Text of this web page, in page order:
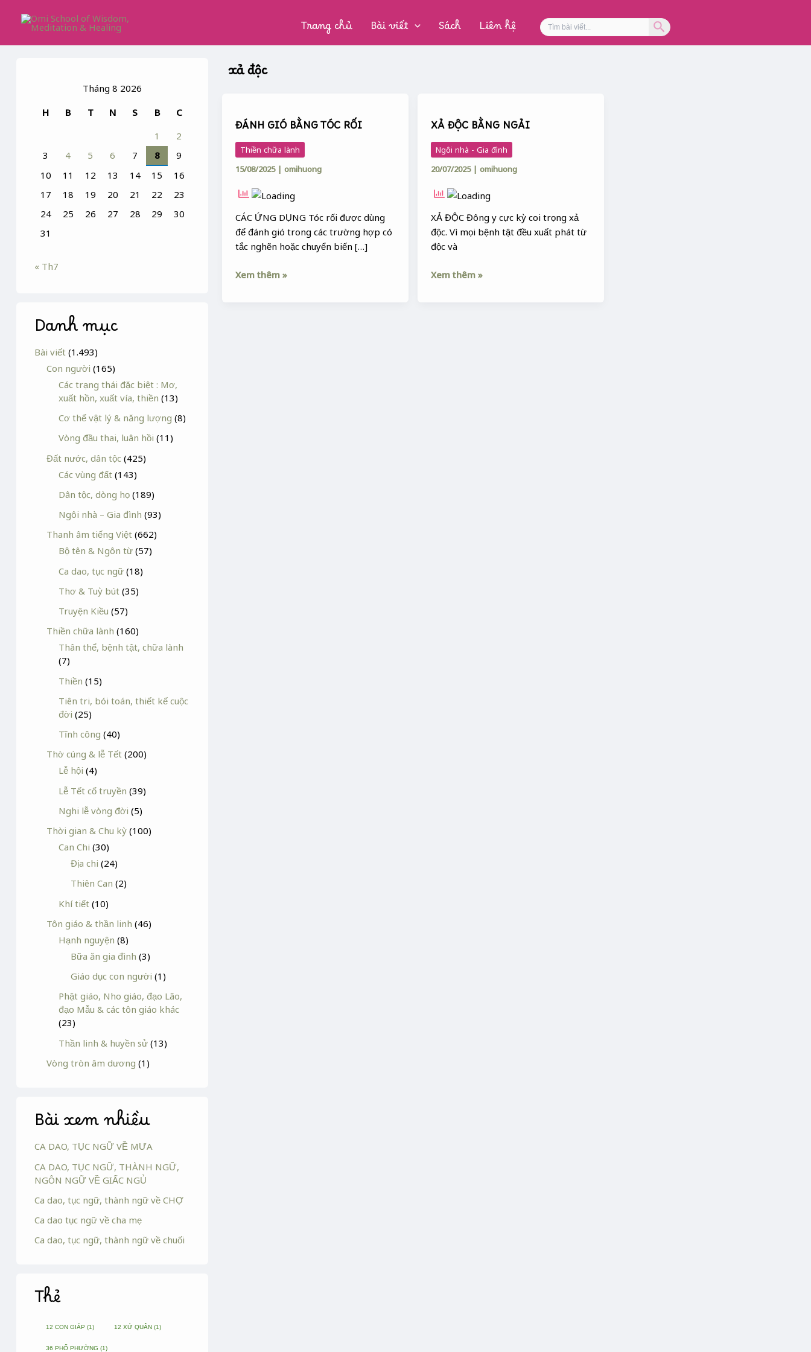
Trang chủ Bài viết Sách Liên hệ Search
for:
Search Button
Tháng 8 2026
H
B T N S B
C
1
2
3
4 5 6 7 8
9
10
11 12 13 14 15
16
17
18 19 20 21 22
23
24
25 26 27 28 29
30
31
« Th7
Danh mục
Bài viết (1.493)
Con người (165)
Các trạng thái đặc biệt : Mơ,
xuất hồn, xuất vía, thiền (13)
Cơ thể vật lý & năng lượng (8)
Vòng đầu thai, luân hồi (11)
Đất nước, dân tộc (425)
Các vùng đất (143)
Dân tộc, dòng họ (189)
Ngôi nhà – Gia đình (93)
Thanh âm tiếng Việt (662)
Bộ tên & Ngôn từ (57)
Ca dao, tục ngữ (18)
Thơ & Tuỳ bút (35)
Truyện Kiều (57)
Thiền chữa lành (160)
Thân thể, bệnh tật, chữa lành
(7)
Thiền (15)
Tiên tri, bói toán, thiết kế cuộc
đời (25)
Tĩnh công (40)
Thờ cúng & lễ Tết (200)
Lễ hội (4)
Lễ Tết cổ truyền (39)
Nghi lễ vòng đời (5)
Thời gian & Chu kỳ (100)
Can Chi (30)
Địa chi (24)
Thiên Can (2)
Khí tiết (10)
Tôn giáo & thần linh (46)
Hạnh nguyện (8)
Bữa ăn gia đình (3)
Giáo dục con người (1)
Phật giáo, Nho giáo, đạo Lão,
đạo Mẫu & các tôn giáo khác
(23)
Thần linh & huyền sử (13)
Vòng tròn âm dương (1)
Bài xem nhiều
CA DAO, TỤC NGỮ VỀ MƯA
CA DAO, TỤC NGỮ, THÀNH NGỮ,
NGÔN NGỮ VỀ GIẤC NGỦ
Ca dao, tục ngữ, thành ngữ về CHỢ
Ca dao tục ngữ về cha mẹ
Ca dao, tục ngữ, thành ngữ về chuối
Thẻ
12 CON GIÁP (1) 12 XỨ QUÂN (1)
36 PHỐ PHƯỜNG (1)
xả độc
ĐÁNH GIÓ BẰNG TÓC RỐI
Thiền chữa lành
15/08/2025 |omihuong
CÁC ỨNG DỤNG Tóc rối được dùng
để đánh gió trong các trường hợp có
tắc nghẽn hoặc chuyển biến […]
BẰNG
TÓC
RỐI
Xem thêm »
XẢ ĐỘC BẰNG NGẢI
Ngôi nhà - Gia đình
20/07/2025 |omihuong
XẢ ĐỘC Đông y cực kỳ coi trọng xả
độc. Vì mọi bệnh tật đều xuất phát từ
độc và
BẰNG
NGẢI
Xem thêm »